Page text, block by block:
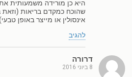
היא כן מורידה משמעותית
שהוכח כמקדם בריאות (וזאת
אינסולין או מייצר באופן
להגיב
דרורה
8 ביוני 2016